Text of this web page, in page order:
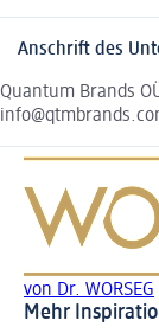
Anschrift des
Quantum Brands
von Dr. WORSEG
Mehr